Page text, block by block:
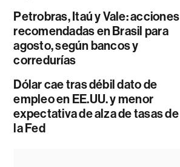
Petrobras, Itaú y Vale: acciones
recomendadas en Brasil para
agosto, según bancos y
corredurías
Dólar cae tras débil dato de
empleo en EE.UU. y menor
expectativa de alza de tasas de
la Fed